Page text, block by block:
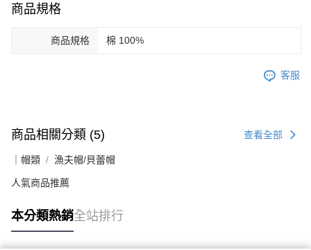
商品規格
商品規格 棉 100%
客服
商品相關分類 (5) 查看全部
｜帽類 漁夫帽/貝蕾帽
人氣商品推薦
本分類熱銷全站排行